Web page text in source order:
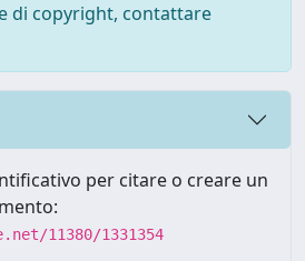
di copyright, contattare
per citare o creare un
11380/1331354